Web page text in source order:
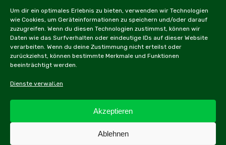
Um dir ein optimales Erlebnis zu bieten, verwenden wir Technologien
wie Cookies, um Geräteinformationen zu speichern und/oder darauf
zuzugreifen. Wenn du diesen Technologien zustimmst, können wir
Daten wie das Surfverhalten oder eindeutige IDs auf dieser Website
verarbeiten. Wenn du deine Zustimmung nicht erteilst oder
zurückziehst, können bestimmte Merkmale und Funktionen
beeinträchtigt werden.
Dienste verwalten
Akzeptieren
Ablehnen
Home Ausfahrten Rallye
Events
Messen
Workshops Cookie Policy (EU)
facebook
Alle Inhalte dieser Webseite, inbesonders Texte und